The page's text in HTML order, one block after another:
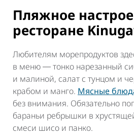
Пляжное
ресторане
Любителям морепродуктов
в меню ― тонко нарезанный
и малиной, салат с тунцом и
крабом и манго. Мясные
без внимания. Обязательно
бараньи ребрышки в
смеси шисо и панко.